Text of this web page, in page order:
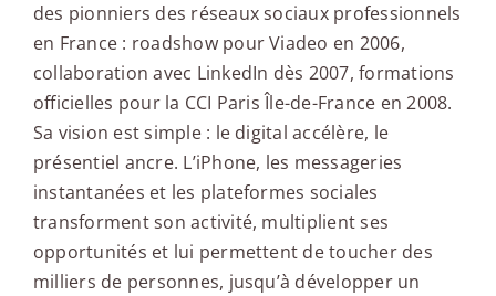
des pionniers des réseaux sociaux professionnels
en France : roadshow pour Viadeo en 2006,
collaboration avec LinkedIn dès 2007, formations
officielles pour la CCI Paris Île-de-France en 2008.
Sa vision est simple : le digital accélère, le
présentiel ancre. L’iPhone, les messageries
instantanées et les plateformes sociales
transforment son activité, multiplient ses
opportunités et lui permettent de toucher des
milliers de personnes, jusqu’à développer un